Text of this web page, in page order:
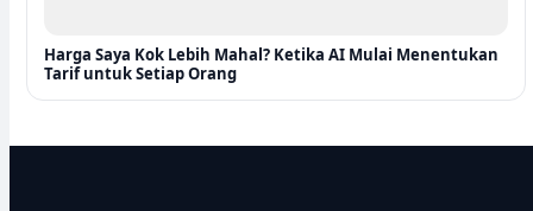
Harga Saya Kok Lebih Mahal? Ketika AI Mulai Menentukan
Tarif untuk Setiap Orang